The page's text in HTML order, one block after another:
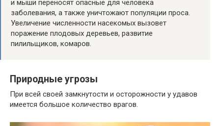
и мыши переносят опасные для человека
заболевания, а также уничтожают популяции проса.
Увеличение численности насекомых вызовет
поражение плодовых деревьев, развитие
пилильщиков, комаров.
Природные угрозы
При всей своей замкнутости и осторожности у удавов
имеется большое количество врагов.